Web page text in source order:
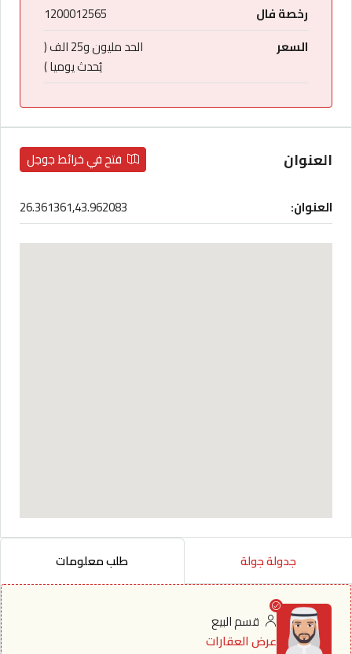
رخصة فال
1200012565
السعر
الحد مليون و25 الف (
يُحدث يوميا )
العنوان فتح في خرائط جوجل
العنوان: 26.361361,43.962083
جدولة جولة طلب معلومات
قسم البيع
عرض العقارات